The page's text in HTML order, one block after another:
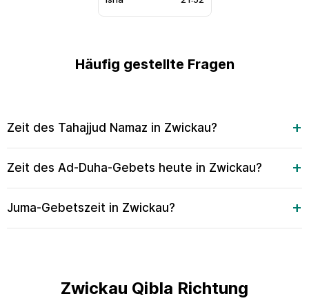
Häufig gestellte Fragen
Zeit des Tahajjud Namaz in Zwickau?
Zeit des Ad-Duha-Gebets heute in Zwickau?
Juma-Gebetszeit in Zwickau?
Zwickau Qibla Richtung